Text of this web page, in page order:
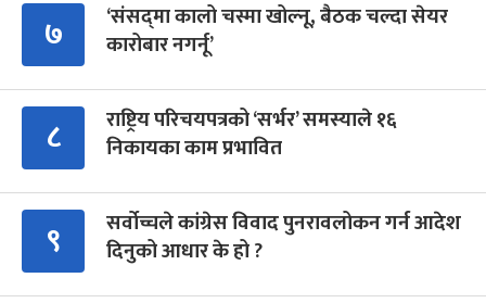
७
‘संसद्‍मा कालो चस्मा खोल्नू, बैठक चल्दा सेयर
कारोबार नगर्नू’
८
राष्ट्रिय परिचयपत्रको ‘सर्भर’ समस्याले १६
निकायका काम प्रभावित
९
सर्वोच्चले कांग्रेस विवाद पुनरावलोकन गर्न आदेश
दिनुको आधार के हो ?